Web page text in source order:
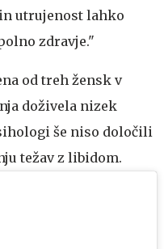
utrujenost lahko
zdravje."
od treh žensk v
doživela nizek
še niso določili
težav z libidom.